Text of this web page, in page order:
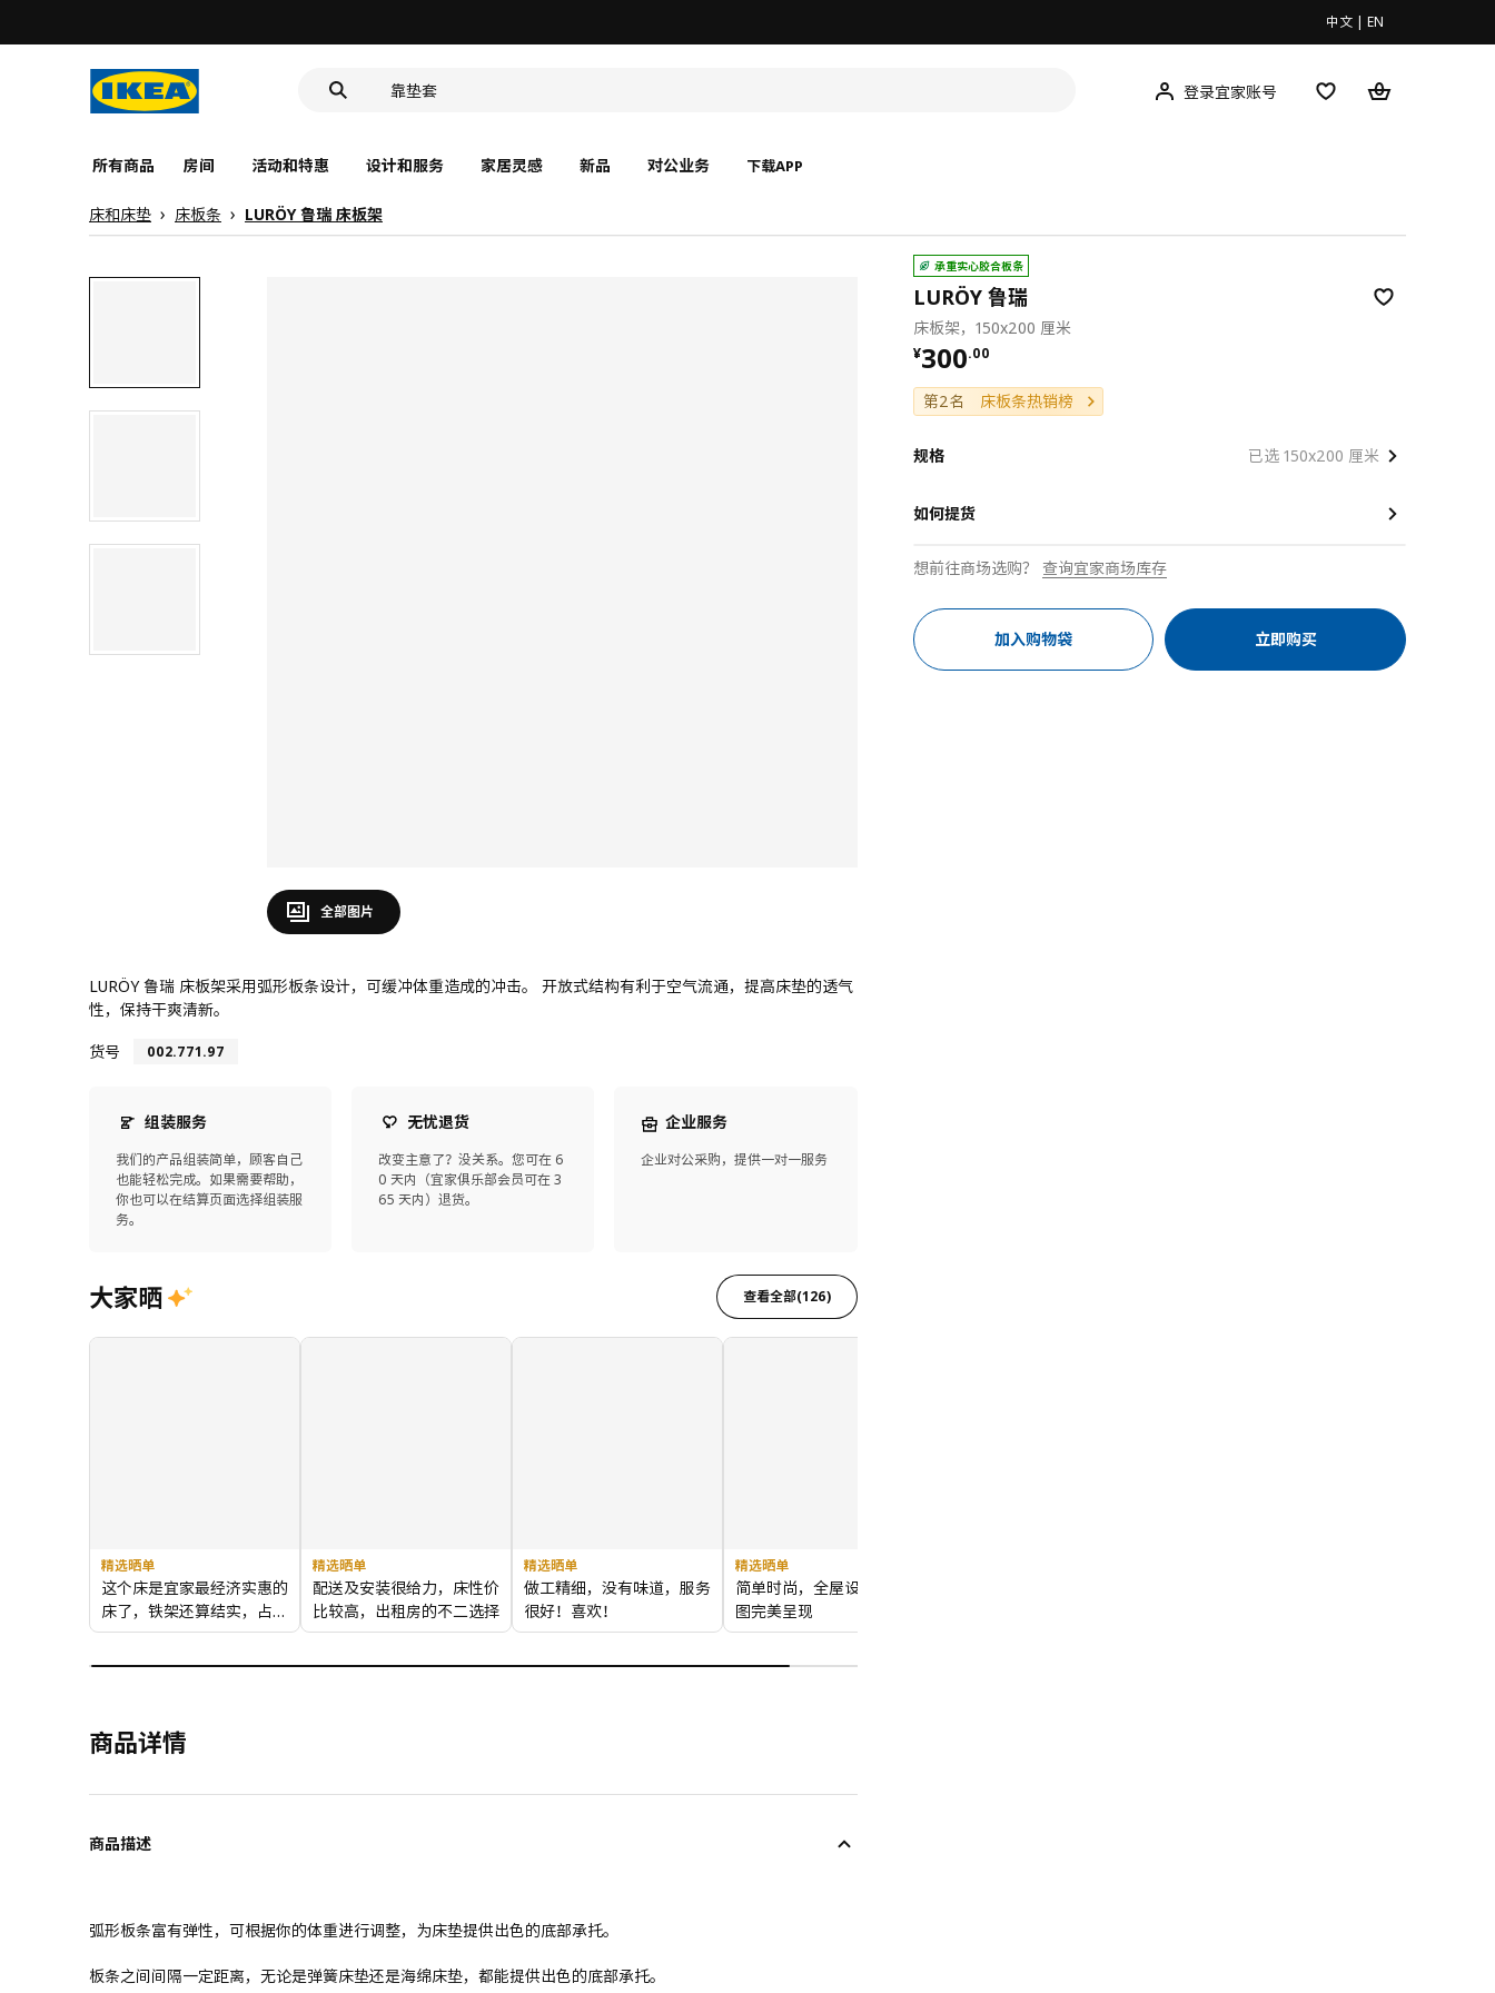
中文 | EN
靠垫套
食品盒
登录宜家账号
所有商品 房间 活动和特惠 设计和服务 家居灵感 新品 对公业务 下载APP
床和床垫 床板条 LURÖY 鲁瑞 床板架
全部图片
LURÖY 鲁瑞 床板架采用弧形板条设计，可缓冲体重造成的冲击。 开放式结构有利于空气流通，提高床垫的透气
性，保持干爽清新。
货号
002.771.97
组装服务
我们的产品组装简单，顾客自己
也能轻松完成。如果需要帮助，
你也可以在结算页面选择组装服
务。
无忧退货
改变主意了？没关系。您可在 6
0 天内（宜家俱乐部会员可在 3
65 天内）退货。
企业服务
企业对公采购，提供一对一服务
大家晒 查看全部(126)
精选晒单
这个床是宜家最经济实惠的
床了，铁架还算结实，占地
面积也很省。一般的床床头
宜家家具中比较简单的。床
底的空间也可以利用起来，
下面。总之，这款床我是很
精选晒单
配送及安装很给力，床性价
比较高，出租房的不二选择
精选晒单
做工精细，没有味道，服务
很好！喜欢！
精选晒单
简单时尚，全屋设计的效果
图完美呈现
商品详情
商品描述
弧形板条富有弹性，可根据你的体重进行调整，为床垫提供出色的底部承托。
板条之间间隔一定距离，无论是弹簧床垫还是海绵床垫，都能提供出色的底部承托。
承重实心胶合板条
LURÖY 鲁瑞
床板架，150x200 厘米
¥300.00
¥ 300.00
第2名 床板条热销榜
规格 已选 150x200 厘米
如何提货
想前往商场选购？ 查询宜家商场库存
加入购物袋 立即购买